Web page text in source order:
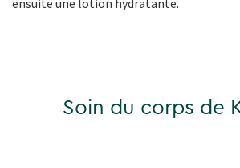
ensuite une lotion hydratante.
Soin du corps de